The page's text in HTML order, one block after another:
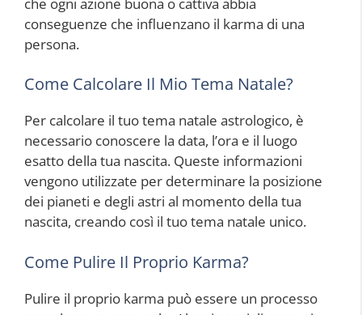
conseguenze che influenzano il karma di una
persona.
Come Calcolare Il Mio Tema Natale?
Per calcolare il tuo tema natale astrologico, è
necessario conoscere la data, l’ora e il luogo
esatto della tua nascita. Queste informazioni
vengono utilizzate per determinare la posizione
dei pianeti e degli astri al momento della tua
nascita, creando così il tuo tema natale unico.
Come Pulire Il Proprio Karma?
Pulire il proprio karma può essere un processo